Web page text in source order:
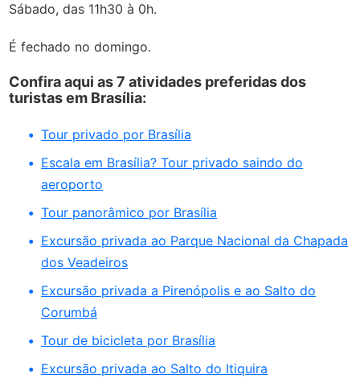
Sábado, das 11h30 à 0h.
É fechado no domingo.
Confira aqui as 7 atividades preferidas dos
turistas em Brasília:
Tour privado por Brasília
Escala em Brasília? Tour privado saindo do
aeroporto
Tour panorâmico por Brasília
Excursão privada ao Parque Nacional da Chapada
dos Veadeiros
Excursão privada a Pirenópolis e ao Salto do
Corumbá
Tour de bicicleta por Brasília
Excursão privada ao Salto do Itiquira